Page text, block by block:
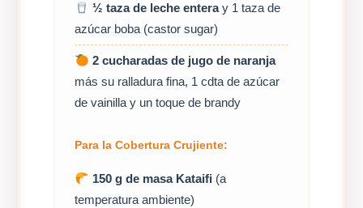
½ taza de leche enteray 1 taza de
azúcar boba (castor sugar)
2 cucharadas de jugo de naranja
más su ralladura fina, 1 cdta de azúcar
de vainilla y un toque de brandy
Para la Cobertura Crujiente:
150 g de masa Kataifi(a
temperatura ambiente)